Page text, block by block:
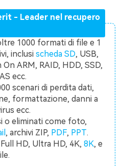
- Leader nel recupero
1000 formati di file e 1
inclusischeda SD, USB,
On ARM, RAID, HDD, SSD,
ecc.
scenari di perdita dati,
formattazione, danni a
ecc.
o eliminati come foto,
, archivi ZIP, PDF, PPT.
HD, Ultra HD, 4K,8K, e